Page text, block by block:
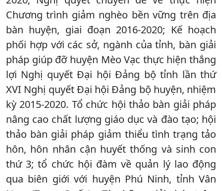
Chương trình giảm nghèo bền vững trên địa
bàn huyện, giai đoạn 2016-2020; Kế hoạch
phối hợp với các sở, ngành của tỉnh, bàn giải
pháp giúp đỡ huyện Mèo Vạc thực hiện thắng
lợi Nghị quyết Đại hội Đảng bộ tỉnh lần thứ
XVI Nghị quyết Đại hội Đảng bộ huyện, nhiệm
kỳ 2015-2020. Tổ chức hội thảo bàn giải pháp
nâng cao chất lượng giáo dục và đào tạo; hội
thảo bàn giải pháp giảm thiểu tình trạng tảo
hôn, hôn nhân cận huyết thống và sinh con
thứ 3; tổ chức hội đàm về quản lý lao động
qua biên giới với huyện Phú Ninh, tỉnh Vân